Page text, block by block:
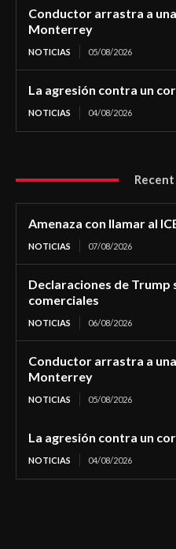
Conductor arrastra a
Monterrey
NOTICIAS 05/08/2026
La agresión contra un
NOTICIAS 04/08/2026
Amenaza con llamar al
NOTICIAS 07/08/2026
Declaraciones de Trump
comerciales
NOTICIAS 06/08/2026
Conductor arrastra a
Monterrey
NOTICIAS 05/08/2026
La agresión contra un
NOTICIAS 04/08/2026